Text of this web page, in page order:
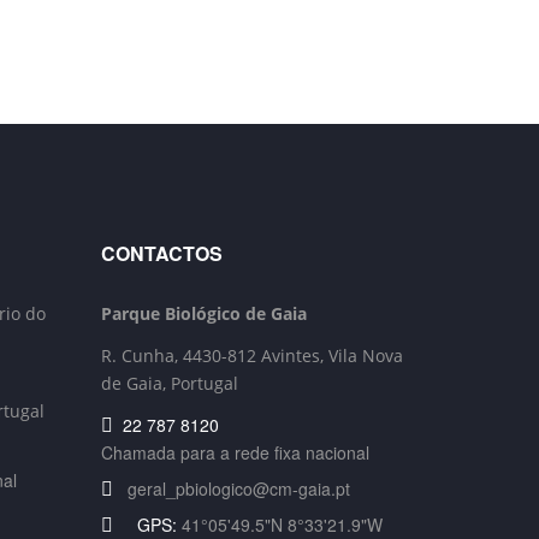
do
CONTACTOS
Parque Biológico de Gaia
R. Cunha, 4430-812 Avintes, Vila Nova
de Gaia, Portugal
22 787 8120
Chamada para a rede fixa nacional
geral_pbiologico@cm-gaia.pt
GPS: 41°05'49.5"N 8°33'21.9"W